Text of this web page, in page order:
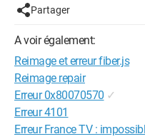
Partager
A voir également:
Reimage et erreur fiber.js
Reimage repair
Erreur 0x80070570 ✓
Erreur 4101
Erreur France TV :